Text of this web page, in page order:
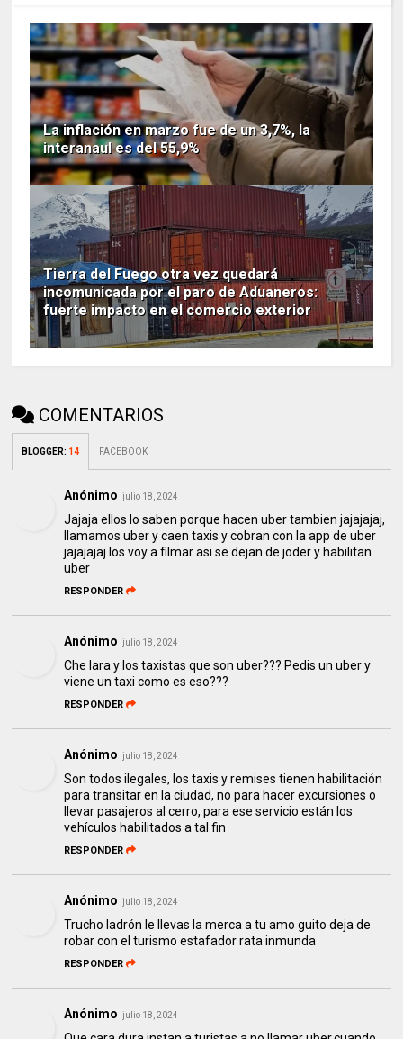
La inflación en marzo fue de un 3,7%, la
interanaul es del 55,9%
Tierra del Fuego otra vez quedará
incomunicada por el paro de Aduaneros:
fuerte impacto en el comercio exterior
COMENTARIOS
BLOGGER: 14 FACEBOOK
Anónimo julio 18, 2024
Jajaja ellos lo saben porque hacen uber tambien jajajajaj,
llamamos uber y caen taxis y cobran con la app de uber
jajajajaj los voy a filmar asi se dejan de joder y habilitan
uber
RESPONDER
Anónimo julio 18, 2024
Che lara y los taxistas que son uber??? Pedis un uber y
viene un taxi como es eso???
RESPONDER
Anónimo julio 18, 2024
Son todos ilegales, los taxis y remises tienen habilitación
para transitar en la ciudad, no para hacer excursiones o
llevar pasajeros al cerro, para ese servicio están los
vehículos habilitados a tal fin
RESPONDER
Anónimo julio 18, 2024
Trucho ladrón le llevas la merca a tu amo guito deja de
robar con el turismo estafador rata inmunda
RESPONDER
Anónimo julio 18, 2024